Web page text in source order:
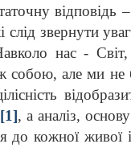
слід звернути
нас - Світ,
але ми не
[1], а аналіз,
до кожної живої